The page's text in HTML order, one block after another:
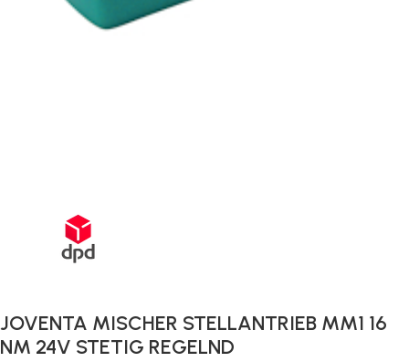
JOVENTA MISCHER STELLANTRIEB MM1 16
NM 24V STETIG REGELND